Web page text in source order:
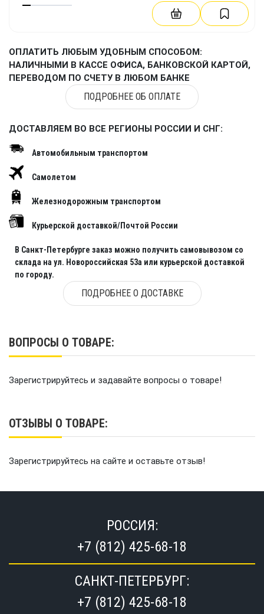
ОПЛАТИТЬ ЛЮБЫМ УДОБНЫМ СПОСОБОМ:
НАЛИЧНЫМИ В КАССЕ ОФИСА, БАНКОВСКОЙ КАРТОЙ,
ПЕРЕВОДОМ ПО СЧЕТУ В ЛЮБОМ БАНКЕ
ПОДРОБНЕЕ ОБ ОПЛАТЕ
ДОСТАВЛЯЕМ ВО ВСЕ РЕГИОНЫ РОССИИ И СНГ:
Автомобильным транспортом
Самолетом
Железнодорожным транспортом
Курьерской доставкой/Почтой России
В Санкт-Петербурге заказ можно получить самовывозом со
склада на ул. Новороссийская 53а или курьерской доставкой
по городу.
ПОДРОБНЕЕ О ДОСТАВКЕ
ВОПРОСЫ О ТОВАРЕ:
Зарегистрируйтесь и задавайте вопросы о товаре!
ОТЗЫВЫ О ТОВАРЕ:
Зарегистрируйтесь на сайте и оставьте отзыв!
РОССИЯ:
+7 (812) 425-68-18
САНКТ-ПЕТЕРБУРГ:
+7 (812) 425-68-18